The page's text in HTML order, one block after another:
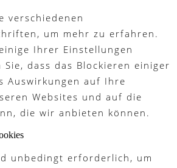
verschiedenen
um mehr zu erfahren.
Ihrer Einstellungen
dass das Blockieren einiger
Auswirkungen auf Ihre
Websites und auf die
die wir anbieten können.
unbedingt erforderlich, um